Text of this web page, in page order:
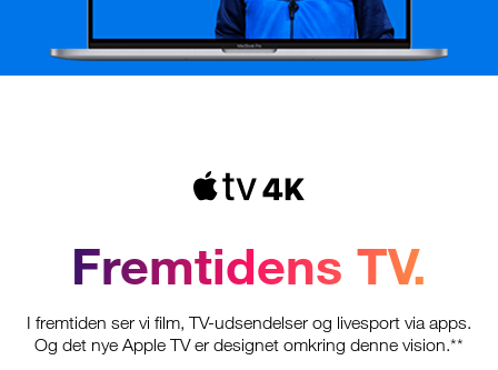
Fremtidens TV.
I fremtiden ser vi film, TV-udsendelser og livesport via apps.
Og det nye Apple TV er designet omkring denne vision.**